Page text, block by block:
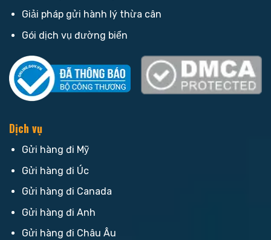
Giải pháp gửi hành lý thừa cân
Gói dịch vụ đường biển
Dịch vụ
Gửi hàng đi Mỹ
Gửi hàng đi Úc
Gửi hàng đi Canada
Gửi hàng đi Anh
Gửi hàng đi Châu Âu